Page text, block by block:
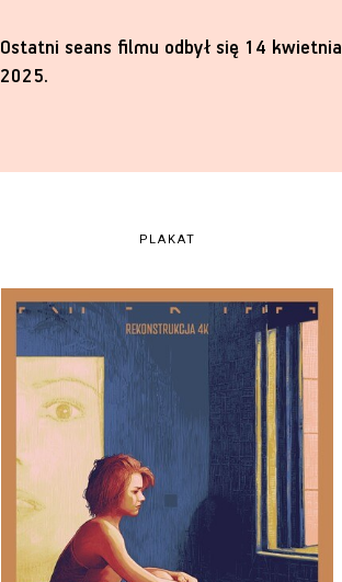
Ostatni seans filmu odbył się 14 kwietnia
2025.
PLAKAT